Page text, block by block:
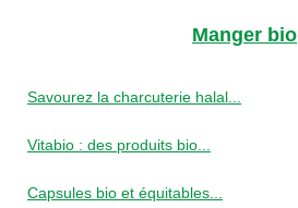
Manger bio
Savourez la charcuterie halal...
Vitabio : des produits bio...
Capsules bio et équitables...